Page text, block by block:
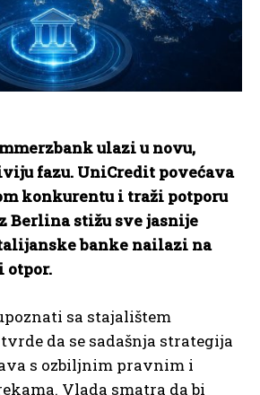
ulazi u novu,
fazu. UniCredit povećava
konkurentu i traži potporu
Berlina stižu sve jasnije
banke nailazi na
otpor.
sa stajalištem
da se sadašnja strategija
s ozbiljnim pravnim i
Vlada smatra da bi